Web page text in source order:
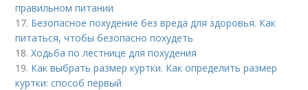
правильном питании
17. Безопасное похудение без вреда для здоровья. Как
питаться, чтобы безопасно похудеть
18.Ходьба по лестнице для похудения
19. Как выбрать размер куртки. Как определить размер
куртки: способ первый